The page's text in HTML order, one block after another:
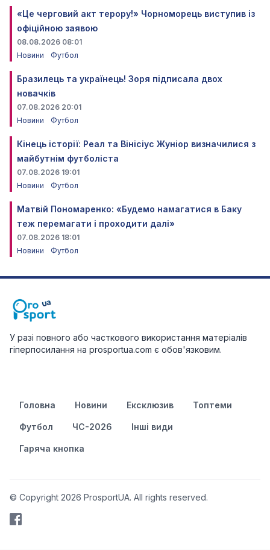
«Це черговий акт терору!» Чорноморець виступив із
офіційною заявою
08.08.2026 08:01
Новини
Футбол
Бразилець та українець! Зоря підписала двох
новачків
07.08.2026 20:01
Новини
Футбол
Кінець історії: Реал та Вінісіус Жуніор визначилися з
майбутнім футболіста
07.08.2026 19:01
Новини
Футбол
Матвій Пономаренко: «Будемо намагатися в Баку
теж перемагати і проходити далі»
07.08.2026 18:01
Новини
Футбол
У разі повного або часткового використання матеріалів
гіперпосилання на prosportua.com є обов'язковим.
Головна Новини Ексклюзив Топтеми
Футбол ЧС-2026 Інші види
Гаряча кнопка
© Copyright 2026 ProsportUA. All rights reserved.